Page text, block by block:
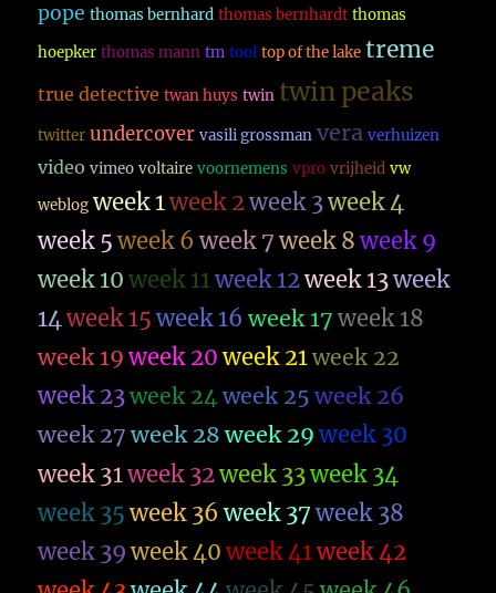
pope thomas bernhard thomas bernhardt thomas
hoepker thomas mann tm tool top of the lake treme
true detective twan huys twin twin peaks
twitter undercover vasili grossman vera verhuizen
video vimeo voltaire voornemens vpro vrijheid vw
weblog week 1week 2week 3week 4
week 5 week 6 week 7 week 8 week 9
week 10 week 11week 12week 13week
14week 15 week 16 week 17 week 18
week 19 week 20 week 21week 22
week 23week 24week 25 week 26
week 27 week 28 week 29 week 30
week 31week 32week 33week 34
week 35 week 36 week 37 week 38
week 39 week 40 week 41week 42